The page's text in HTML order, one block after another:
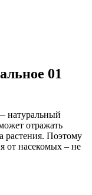
01
натуральный
отражать
растения. Поэтому
от насекомых – не